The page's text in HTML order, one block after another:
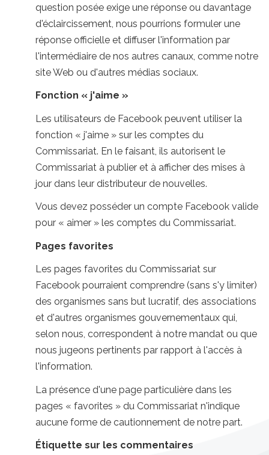
question posée exige une réponse ou davantage
d'éclaircissement, nous pourrions formuler une
réponse officielle et diffuser l'information par
l'intermédiaire de nos autres canaux, comme notre
site Web ou d'autres médias sociaux.
Fonction « j'aime »
Les utilisateurs de Facebook peuvent utiliser la
fonction « j'aime » sur les comptes du
Commissariat. En le faisant, ils autorisent le
Commissariat à publier et à afficher des mises à
jour dans leur distributeur de nouvelles.
Vous devez posséder un compte Facebook valide
pour « aimer » les comptes du Commissariat.
Pages favorites
Les pages favorites du Commissariat sur
Facebook pourraient comprendre (sans s'y limiter)
des organismes sans but lucratif, des associations
et d'autres organismes gouvernementaux qui,
selon nous, correspondent à notre mandat ou que
nous jugeons pertinents par rapport à l'accès à
l'information.
La présence d'une page particulière dans les
pages « favorites » du Commissariat n'indique
aucune forme de cautionnement de notre part.
Étiquette sur les commentaires